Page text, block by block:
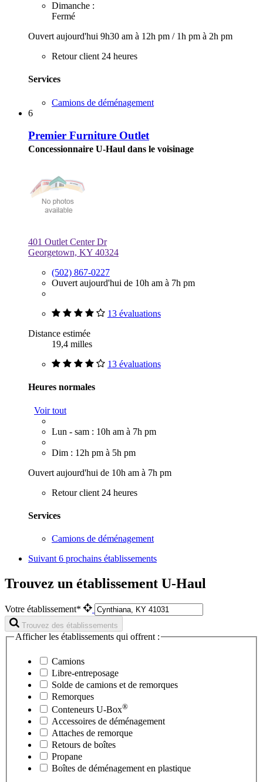
Dimanche :
Fermé
Ouvert aujourd'hui 9h30 am à 12h pm / 1h pm à 2h pm
Retour client 24 heures
Services
Camions de déménagement
6
Premier Furniture Outlet
Concessionnaire U-Haul dans le voisinage
401 Outlet Center Dr
Georgetown, KY 40324
(502) 867-0227
Ouvert aujourd'hui de 10h am à 7h pm
13 évaluations
Distance estimée
19,4 milles
13 évaluations
Heures normales
Voir tout
Lun - sam : 10h am à 7h pm
Dim : 12h pm à 5h pm
Ouvert aujourd'hui de 10h am à 7h pm
Retour client 24 heures
Services
Camions de déménagement
Suivant 6 prochains établissements
Trouvez un établissement U-Haul
Votre établissement*
Trouvez des établissements
Afficher les établissements qui offrent :
Camions
Libre-entreposage
Solde de camions et de remorques
Remorques
Conteneurs U-Box®
Accessoires de déménagement
Attaches de remorque
Retours de boîtes
Propane
Boîtes de déménagement en plastique